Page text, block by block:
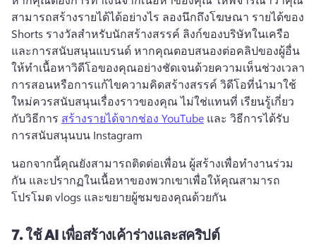
สามารถสร้างรายได้ได้อย่างไร ลองนึกถึงโฆษณา รายได้ของ
Shorts รางวัลสําหรับนักสร้างสรรค์ ลิงก์ของบริษัทในเครือ
และการสนับสนุนแบรนด์ หากคุณตอบสนองต่อคลิปของผู้อื่น
ให้ทําเนื้อหาวิดีโอของคุณอย่างชัดเจนด้วยความเห็นช่วงเวลา
การสอนหรือการแก้ไขความคิดสร้างสรรค์ วิดีโอที่นํามาใช้
ใหม่ควรสนับสนุนเรื่องราวของคุณ ไม่ใช่แทนที่ เรียนรู้เกี่ยว
กับวิธีการ สร้างรายได้จากช่อง YouTube และ วิธีการได้รับ
การสนับสนุนบน Instagram
นอกจากนี้คุณยังสามารถติดต่อเพื่อน ผู้สร้างเพื่อทํางานร่วม
กัน และปรากฏในเนื้อหาของพวกเขาเพื่อให้คุณสามารถ
โปรโมต vlogs และขยายผู้ชมของคุณด้วยกัน
7.ใช้ AI เพื่อสร้างเค้าร่างและสคริปต์